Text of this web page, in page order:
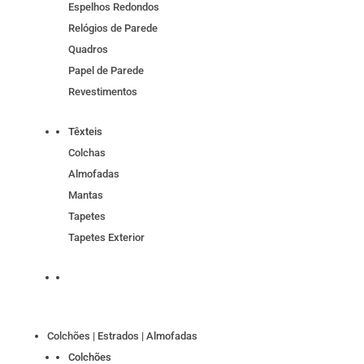
Espelhos Redondos
Relógios de Parede
Quadros
Papel de Parede
Revestimentos
Têxteis
Colchas
Almofadas
Mantas
Tapetes
Tapetes Exterior
Colchões | Estrados | Almofadas
Colchões